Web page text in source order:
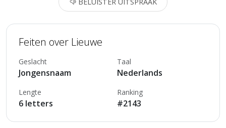
Feiten over Lieuwe
Geslacht
Jongensnaam
Taal
Nederlands
Lengte
6 letters
Ranking
#2143